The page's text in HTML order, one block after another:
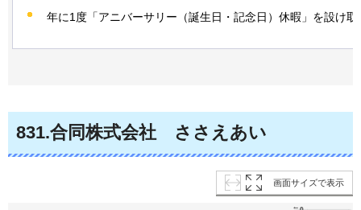
年に1度「アニバーサリー（誕生日・記念日）休暇」を設け
831.合同株式会社 さ さえあい
画面サイズで表示